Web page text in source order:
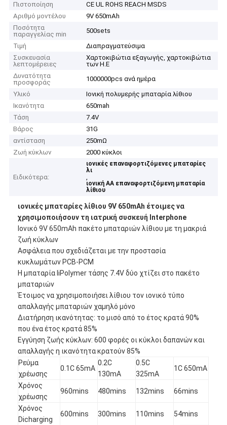
Πιστοποίηση
CE UL ROHS REACH MSDS
Αριθμό μοντέλου
9V 650mAh
Ποσότητα
παραγγελίας min
500sets
Τιμή
Διαπραγματεύσιμα
Συσκευασία
λεπτομέρειες
Χαρτοκιβώτια εξαγωγής, χαρτοκιβώτια
των Η.Ε
Δυνατότητα
προσφοράς
1000000pcs ανά ημέρα
Υλικό
Ιονική πολυμερής μπαταρία λίθιου
Ικανότητα
650mah
Τάση
7.4V
Βάρος
31G
αντίσταση
250mΩ
Ζωή κύκλων
2000 κύκλοι
Ειδικότερα:
ιονικές επαναφορτιζόμενες μπαταρίες
λι
,
ιονική AA επαναφορτιζόμενη μπαταρία
λίθιου
ιονικές μπαταρίες λίθιου 9V 650mAh έτοιμες να
χρησιμοποιήσουν τη ιατρική συσκευή Interphone
Ιονικό 9V 650mAh πακέτο μπαταριών λίθιου με τη μακριά
ζωή κύκλων
Ασφάλεια που σχεδιάζεται με την προστασία
κυκλωμάτων PCB-PCM
Η μπαταρία liPolymer τάσης 7.4V δύο χτίζει στο πακέτο
μπαταριών
Έτοιμος να χρησιμοποιήσει λίθιου τον ιονικό τύπο
απαλλαγής μπαταριών χαμηλό μόνο
Διατήρηση ικανότητας: το μισό από το έτος κρατά 90%
που ένα έτος κρατά 85%
Εγγύηση ζωής κύκλων: 600 φορές οι κύκλοι δαπανών και
απαλλαγής η ικανότητα κρατούν 85%
Ρεύμα
χρέωσης
0.1C 65mA
0.2C
130mA
0.5C
325mA
1C 650mA
Χρόνος
χρέωσης
960mins 480mins 132mins 66mins
Χρόνος
Dicharging
600mins 300mins 110mins 54mins